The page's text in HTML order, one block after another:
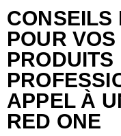
CONSEILS
POUR
PRODUITS
APPEL À
RED ONE